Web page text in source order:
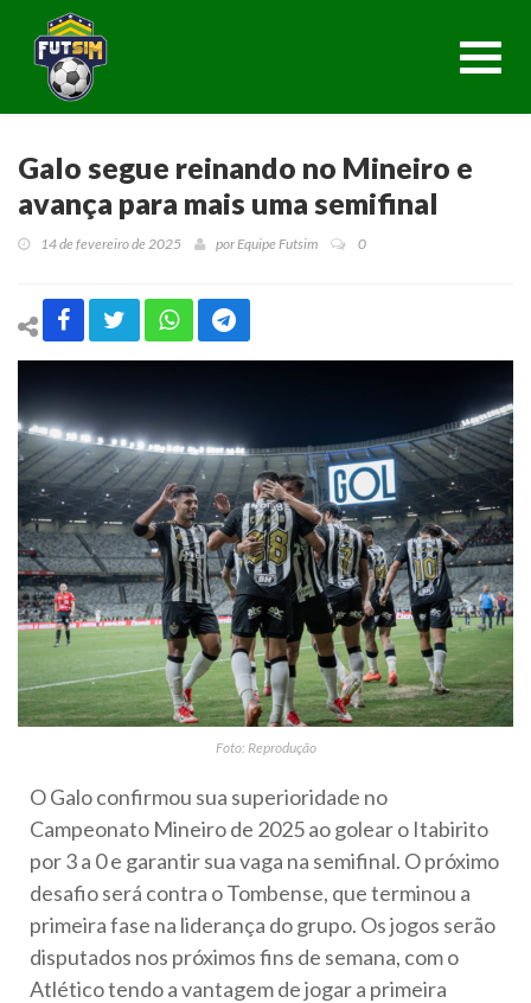
Galo segue reinando no Mineiro e
avança para mais uma semifinal
14 de fevereiro de 2025 por Equipe Futsim 0
Foto: Reprodução
O Galo confirmou sua superioridade no
Campeonato Mineiro de 2025 ao golear o Itabirito
por 3 a 0 e garantir sua vaga na semifinal. O próximo
desafio será contra o Tombense, que terminou a
primeira fase na liderança do grupo. Os jogos serão
disputados nos próximos fins de semana, com o
Atlético tendo a vantagem de jogar a primeira